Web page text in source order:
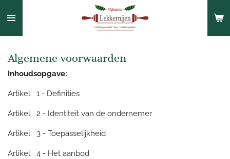
direct
naar
hoofdinhoud
Algemene voorwaarden
Inhoudsopgave:
Artikel 1 - Definities
Artikel 2 - Identiteit van de ondernemer
Artikel 3 - Toepasselijkheid
Artikel 4 - Het aanbod